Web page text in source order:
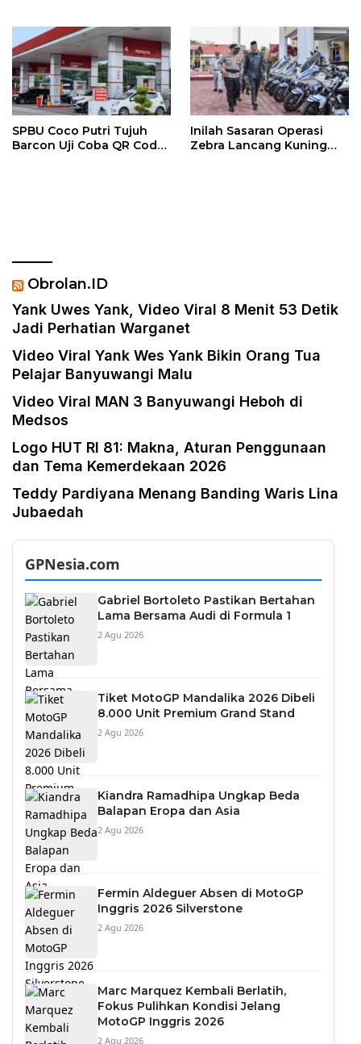
SPBU Coco Putri Tujuh
Barcon Uji Coba QR Code
Inilah Sasaran Operasi
Zebra Lancang Kuning
Obrolan.ID
Yank Uwes Yank, Video Viral 8 Menit 53 Detik
Jadi Perhatian Warganet
Video Viral Yank Wes Yank Bikin Orang Tua
Pelajar Banyuwangi Malu
Video Viral MAN 3 Banyuwangi Heboh di
Medsos
Logo HUT RI 81: Makna, Aturan Penggunaan
dan Tema Kemerdekaan 2026
Teddy Pardiyana Menang Banding Waris Lina
Jubaedah
GPNesia.com
Gabriel Bortoleto Pastikan Bertahan
Lama Bersama Audi di Formula 1
2 Agu 2026
Tiket MotoGP Mandalika 2026 Dibeli
8.000 Unit Premium Grand Stand
2 Agu 2026
Kiandra Ramadhipa Ungkap Beda
Balapan Eropa dan Asia
2 Agu 2026
Fermin Aldeguer Absen di MotoGP
Inggris 2026 Silverstone
2 Agu 2026
Marc Marquez Kembali Berlatih,
Fokus Pulihkan Kondisi Jelang
MotoGP Inggris 2026
2 Agu 2026